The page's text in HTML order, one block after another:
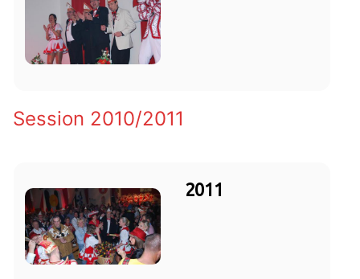
Session 2010/2011
2011